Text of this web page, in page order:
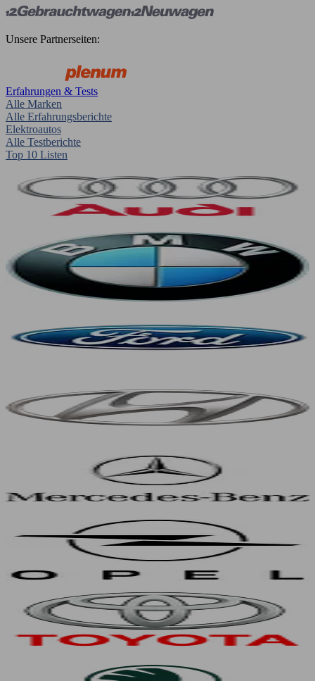
Unsere Partnerseiten:
Erfahrungen & Tests
Alle Marken
Alle Erfahrungsberichte
Elektroautos
Alle Testberichte
Top 10 Listen